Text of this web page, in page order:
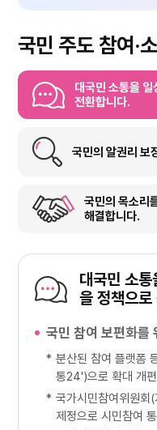
국민 주도 참여·
대국민 소통을
전환합니다.
국민의 알권리 보
국민의 목소리
해결합니다.
대국민 소
을 정책으로
국민 참여 보편화를
* 분산된 참여 플랫폼
통24')으로 확대 개편
* 국가시민참여위원회
제정으로 시민참여